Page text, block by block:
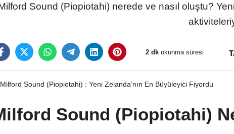
Sound (Piopiotahi) nerede ve nasıl oluştu?
2 dk okunma süresi
Sound (Piopiotahi)